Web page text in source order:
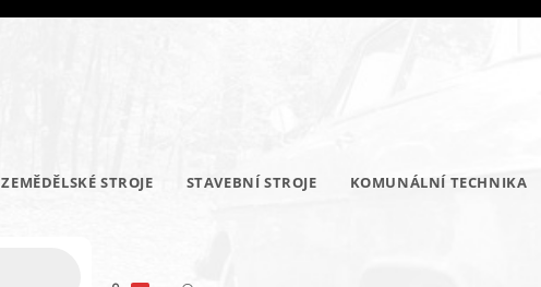
ZEMĚDĚLSKÉ STROJE STAVEBNÍ STROJE KOMUNÁLNÍ TECHNIKA